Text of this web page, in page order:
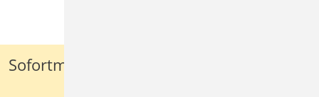
Sofortmaßnahmen: kurze Checkliste